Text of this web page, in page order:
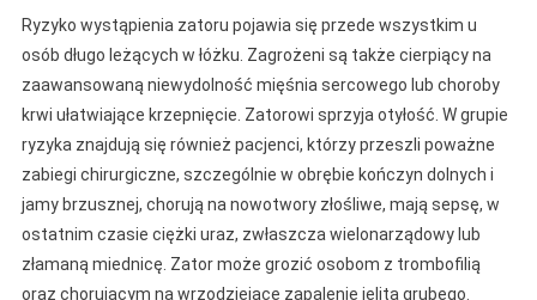
Ryzyko wystąpienia zatoru pojawia się przede wszystkim u
osób długo leżących w łóżku. Zagrożeni są także cierpiący na
zaawansowaną niewydolność mięśnia sercowego lub choroby
krwi ułatwiające krzepnięcie. Zatorowi sprzyja otyłość. W grupie
ryzyka znajdują się również pacjenci, którzy przeszli poważne
zabiegi chirurgiczne, szczególnie w obrębie kończyn dolnych i
jamy brzusznej, chorują na nowotwory złośliwe, mają sepsę, w
ostatnim czasie ciężki uraz, zwłaszcza wielonarządowy lub
złamaną miednicę. Zator może grozić osobom z trombofilią
oraz chorującym na wrzodziejące zapalenie jelita grubego.